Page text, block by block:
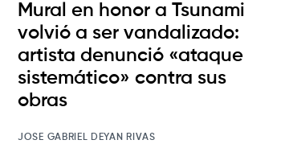
Mural en honor a Tsunami
volvió a ser vandalizado:
artista denunció «ataque
sistemático» contra sus
obras
JOSE GABRIEL DEYAN RIVAS